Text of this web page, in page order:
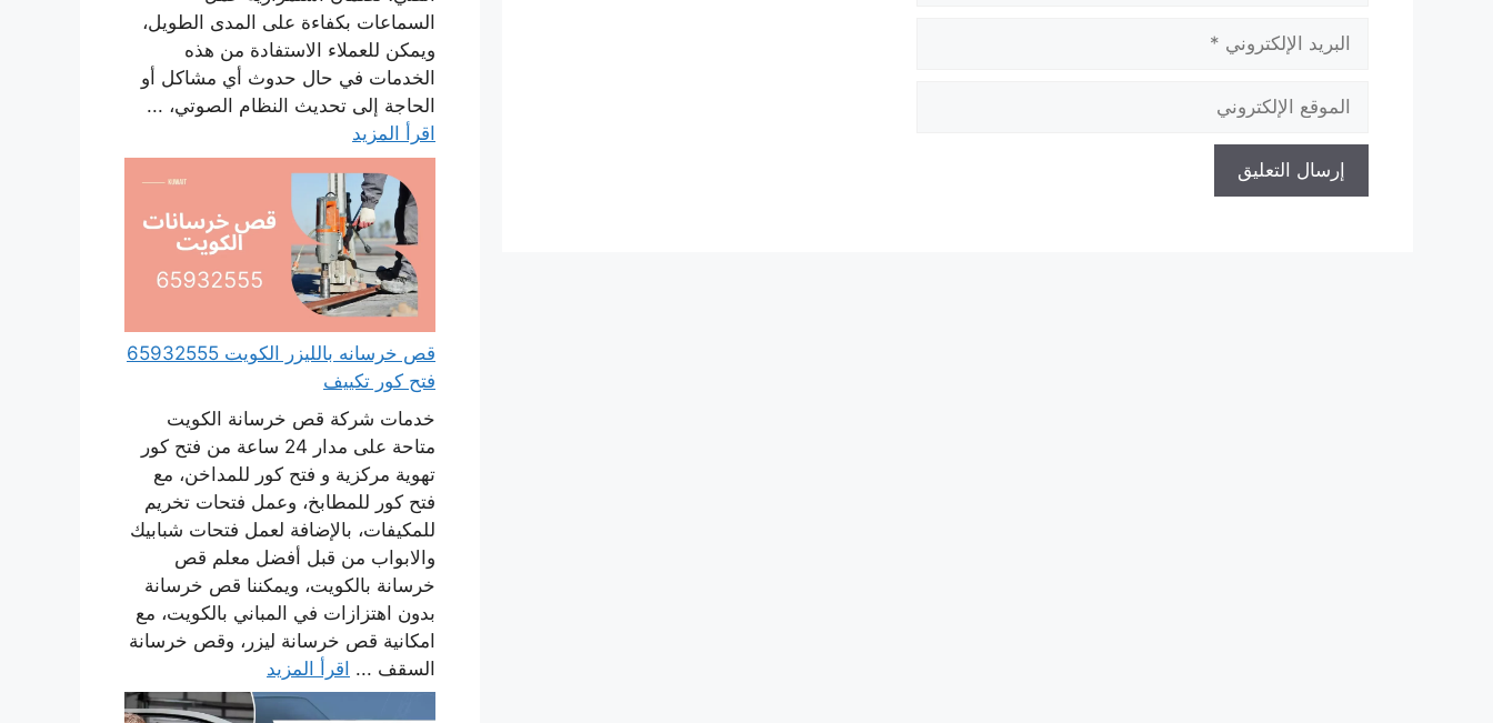
البريد
الإلكتروني
الموقع
الإلكتروني
السماعات بكفاءة على المدى الطويل،
ويمكن للعملاء الاستفادة من هذه
الخدمات في حال حدوث أي مشاكل أو
الحاجة إلى تحديث النظام الصوتي، ...
اقرأ المزيد
قص خرسانه بالليزر الكويت 65932555
فتح كور تكييف
خدمات شركة قص خرسانة الكويت
متاحة على مدار 24 ساعة من فتح كور
تهوية مركزية و فتح كور للمداخن، مع
فتح كور للمطابخ، وعمل فتحات تخريم
للمكيفات، بالإضافة لعمل فتحات شبابيك
والابواب من قبل أفضل معلم قص
خرسانة بالكويت، ويمكننا قص خرسانة
بدون اهتزازات في المباني بالكويت، مع
امكانية قص خرسانة ليزر، وقص خرسانة
السقف ... اقرأ المزيد